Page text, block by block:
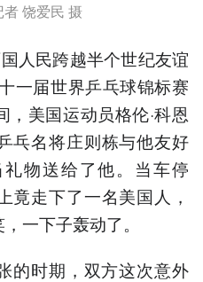
饶爱民 摄
人民跨越半个世纪友谊
一届世界乒乓球锦标赛
美国运动员格伦·科恩
乓名将庄则栋与他友好
物送给了他。当车停
竟走下了一名美国人，
一下子轰动了。
时期，双方这次意外